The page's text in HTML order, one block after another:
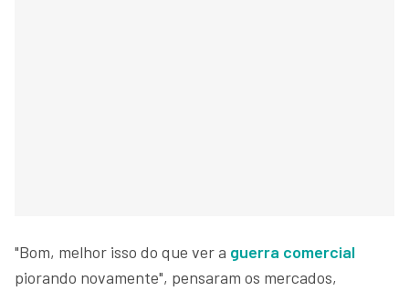
"Bom, melhor isso do que ver a guerra comercial
piorando novamente", pensaram os mercados,